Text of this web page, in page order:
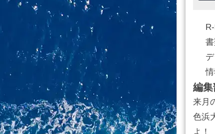
情
編集
来月
色浜
よ！